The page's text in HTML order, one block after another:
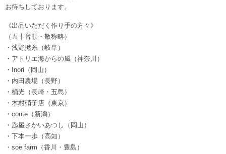
お待ちしております。
《出品いただく作り手の方々》
（五十音順・敬称略）
・浅野撚糸（岐阜）
・アトリエ海からの風（神奈川）
・Inori（岡山）
・内田農場（長野）
・桶光（長崎・五島）
・木村硝子店（東京）
・conte（新潟）
・匙屋さかいあつし（岡山）
・下本一歩（高知）
・soe farm（香川・豊島）